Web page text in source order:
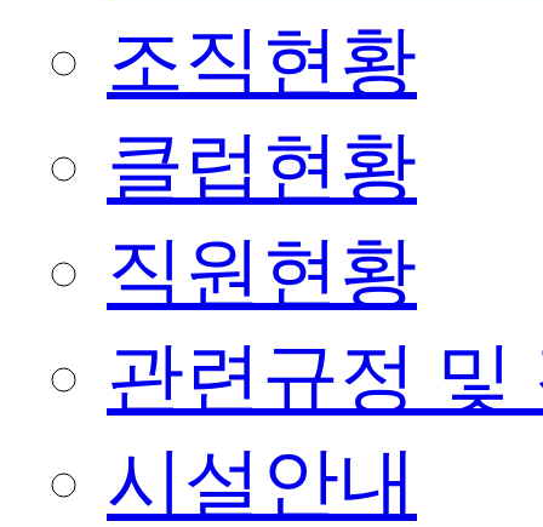
조직현황
클럽현황
직원현황
관련규정 및
시설안내